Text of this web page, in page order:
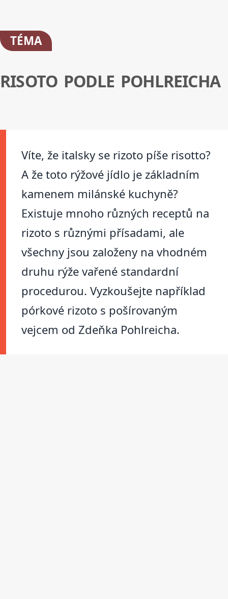
TÉMA
RISOTO PODLE POHLREICHA
Víte, že italsky se rizoto píše risotto?
A že toto rýžové jídlo je základním
kamenem milánské kuchyně?
Existuje mnoho různých receptů na
rizoto s různými přísadami, ale
všechny jsou založeny na vhodném
druhu rýže vařené standardní
procedurou. Vyzkoušejte například
pórkové rizoto s pošírovaným
vejcem od Zdeňka Pohlreicha.